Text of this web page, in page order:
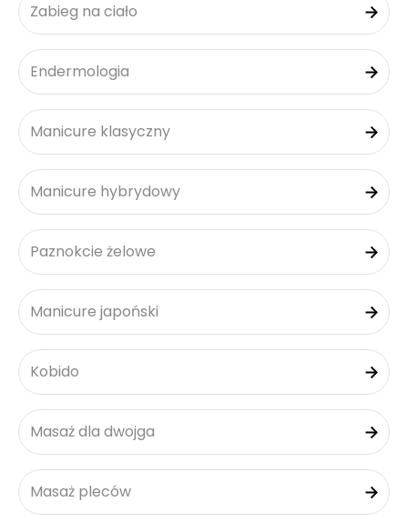
Zabieg na ciało
Endermologia
Manicure klasyczny
Manicure hybrydowy
Paznokcie żelowe
Manicure japoński
Kobido
Masaż dla dwojga
Masaż pleców